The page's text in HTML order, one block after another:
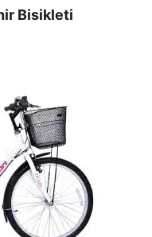
Bisikleti